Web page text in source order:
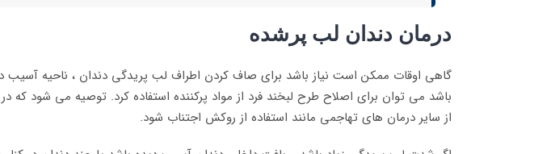
درمان دندان لب پرشده
گاهی اوقات ممکن است نیاز باشد برای صاف کردن اطراف لب پریدگی دندان ، ناحیه
باشد می توان برای اصلاح طرح لبخند فرد از مواد پرکننده استفاده کرد. توصیه می شود
از سایر درمان های تهاجمی مانند استفاده از روکش اجتناب شود.